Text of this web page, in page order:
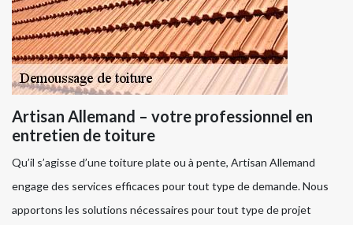
Artisan Allemand – votre professionnel en
entretien de toiture
Qu’il s’agisse d’une toiture plate ou à pente, Artisan Allemand
engage des services efficaces pour tout type de demande. Nous
apportons les solutions nécessaires pour tout type de projet